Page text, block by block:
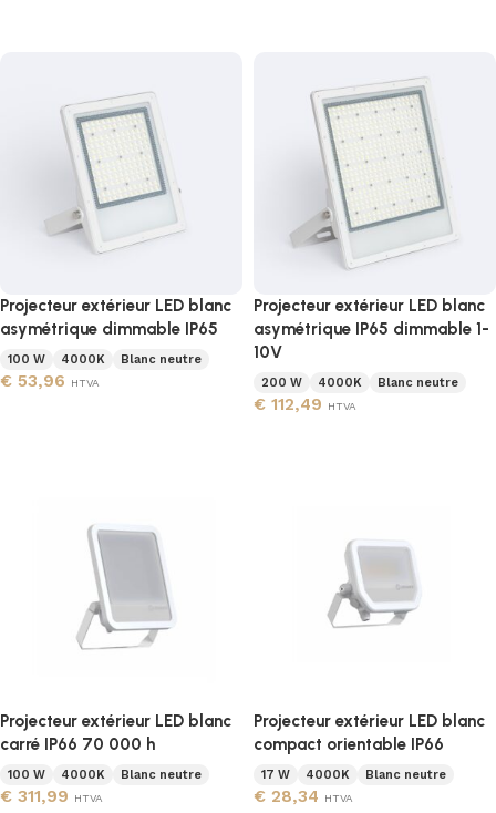
Projecteur extérieur LED blanc
asymétrique dimmable IP65
100 W 4000K Blanc neutre
€ 53,96 HTVA
Projecteur extérieur LED blanc
asymétrique IP65 dimmable 1-
10V
200 W 4000K Blanc neutre
€ 112,49 HTVA
Projecteur extérieur LED blanc
carré IP66 70 000 h
100 W 4000K Blanc neutre
€ 311,99 HTVA
Projecteur extérieur LED blanc
compact orientable IP66
17 W 4000K Blanc neutre
€ 28,34 HTVA